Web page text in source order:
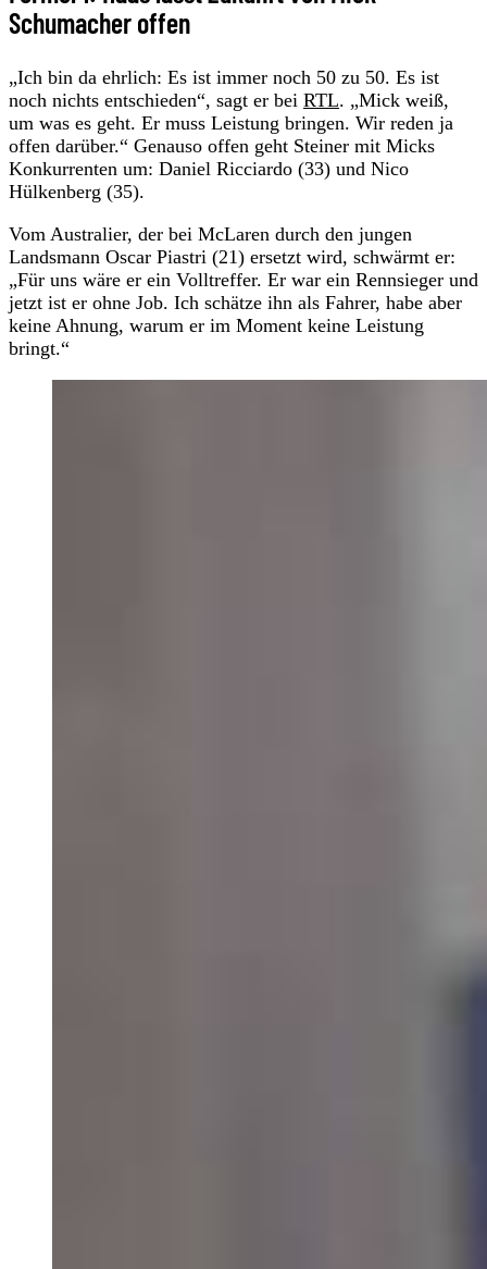
Schumacher offen
„Ich bin da ehrlich: Es ist immer noch 50 zu 50. Es ist
noch nichts entschieden“, sagt er bei RTL. „Mick weiß,
um was es geht. Er muss Leistung bringen. Wir reden ja
offen darüber.“ Genauso offen geht Steiner mit Micks
Konkurrenten um: Daniel Ricciardo (33) und Nico
Hülkenberg (35).
Vom Australier, der bei McLaren durch den jungen
Landsmann Oscar Piastri (21) ersetzt wird, schwärmt er:
„Für uns wäre er ein Volltreffer. Er war ein Rennsieger und
jetzt ist er ohne Job. Ich schätze ihn als Fahrer, habe aber
keine Ahnung, warum er im Moment keine Leistung
bringt.“